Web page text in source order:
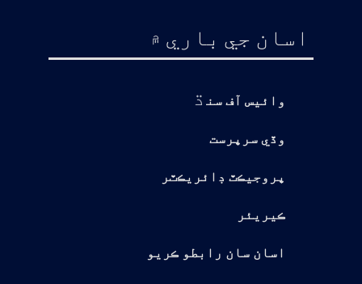
اسان جي باري ۾
وائيس آف سن ڌ
وڏي سرپرست
پروجيڪٽ ڊائريڪٽر
ڪيريئر
اسان سان رابطو ڪريو